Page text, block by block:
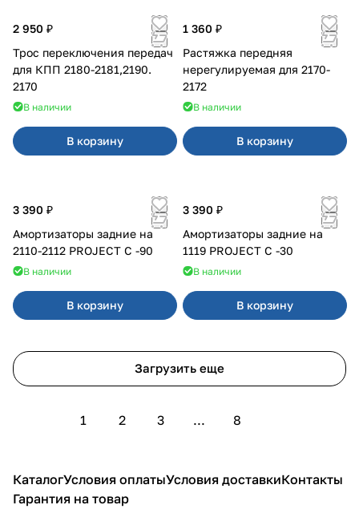
2 950 ₽
Трос переключения передач
для КПП 2180-2181,2190.
2170
В наличии
В корзину
1 360 ₽
Растяжка передняя
нерегулируемая для 2170-
2172
В наличии
В корзину
3 390 ₽
Амортизаторы задние на
2110-2112 PROJECT С -90
В наличии
В корзину
3 390 ₽
Амортизаторы задние на
1119 PROJECT С -30
В наличии
В корзину
Загрузить еще
1 2 3 ... 8
КаталогУсловия оплатыУсловия доставкиКонтакты
Гарантия на товар